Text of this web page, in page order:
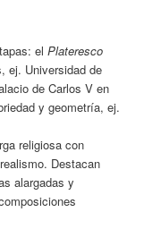
el Plateresco
ej. Universidad de
de Carlos V en
y geometría, ej.
religiosa con
Destacan
alargadas y